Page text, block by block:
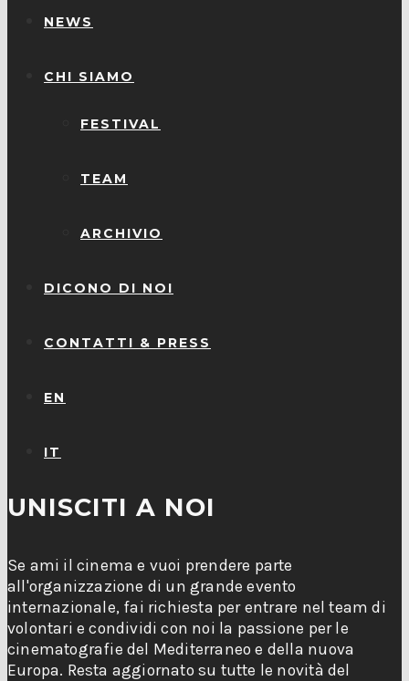
NEWS
CHI SIAMO
FESTIVAL
TEAM
ARCHIVIO
DICONO DI NOI
CONTATTI & PRESS
EN
IT
UNISCITI A NOI
Se ami il cinema e vuoi prendere parte
all'organizzazione di un grande evento
internazionale, fai richiesta per entrare nel team di
volontari e condividi con noi la passione per le
cinematografie del Mediterraneo e della nuova
Europa. Resta aggiornato su tutte le novità del